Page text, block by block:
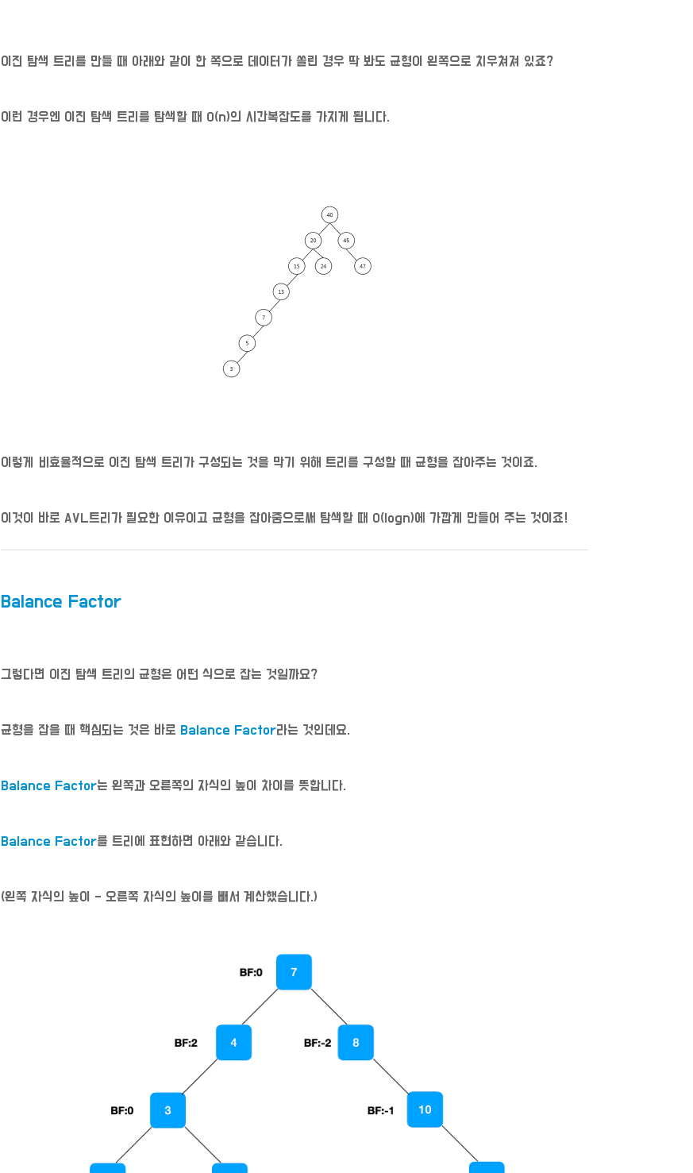
이진 탐색 트리를 만들 때 아래와 같이 한 쪽으로 데이터가 쏠린 경우 딱 봐도 균형이 왼쪽으로 치우쳐져 있죠?
이런 경우엔 이진 탐색 트리를 탐색할 때 O(n)의 시간복잡도를 가지게 됩니다.
이렇게 비효율적으로 이진 탐색 트리가 구성되는 것을 막기 위해 트리를 구성할 때 균형을 잡아주는 것이죠.
이것이 바로 AVL트리가 필요한 이유이고 균형을 잡아줌으로써 탐색할 때 O(logn)에 가깝게 만들어 주는 것이죠!
Balance Factor
그렇다면 이진 탐색 트리의 균형은 어떤 식으로 잡는 것일까요?
균형을 잡을 때 핵심되는 것은 바로 Balance Factor라는 것인데요.
Balance Factor는 왼쪽과 오른쪽의 자식의 높이 차이를 뜻합니다.
Balance Factor를 트리에 표현하면 아래와 같습니다.
(왼쪽 자식의 높이 - 오른쪽 자식의 높이를 빼서 계산했습니다.)